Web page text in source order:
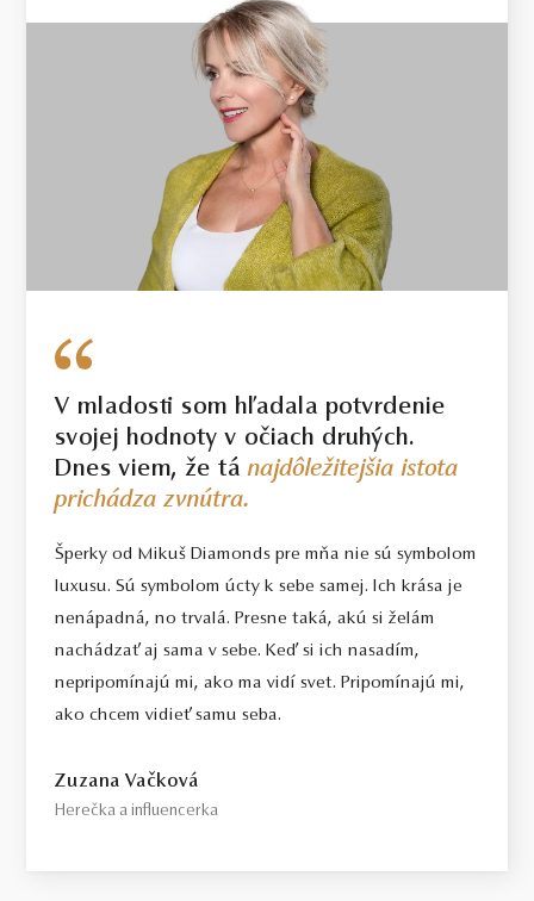
V mladosti som hľadala potvrdenie
svojej hodnoty v očiach druhých.
Dnes viem, že tánajdôležitejšia istota
prichádza zvnútra.
Šperky od Mikuš Diamonds pre mňa nie sú symbolom
luxusu. Sú symbolom úcty k sebe samej. Ich krása je
nenápadná, no trvalá. Presne taká, akú si želám
nachádzať aj sama v sebe. Keď si ich nasadím,
nepripomínajú mi, ako ma vidí svet. Pripomínajú mi,
ako chcem vidieť samu seba.
Zuzana Vačková
Herečka a influencerka